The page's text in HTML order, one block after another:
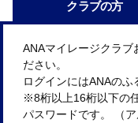
クラブの方
ANAマイレージクラブ
ださい。
ログインにはANAのふ
※8桁以上16桁以下の
パスワードです。 （